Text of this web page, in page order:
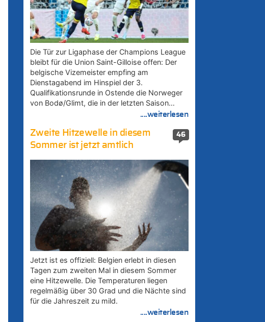
Die Tür zur Ligaphase der Champions League
bleibt für die Union Saint-Gilloise offen: Der
belgische Vizemeister empfing am
Dienstagabend im Hinspiel der 3.
Qualifikationsrunde in Ostende die Norweger
von Bodø/Glimt, die in der letzten Saison…
....weiterlesen
46
Zweite Hitzewelle in diesem
Sommer ist jetzt amtlich
Jetzt ist es offiziell: Belgien erlebt in diesen
Tagen zum zweiten Mal in diesem Sommer
eine Hitzewelle. Die Temperaturen liegen
regelmäßig über 30 Grad und die Nächte sind
für die Jahreszeit zu mild.
....weiterlesen